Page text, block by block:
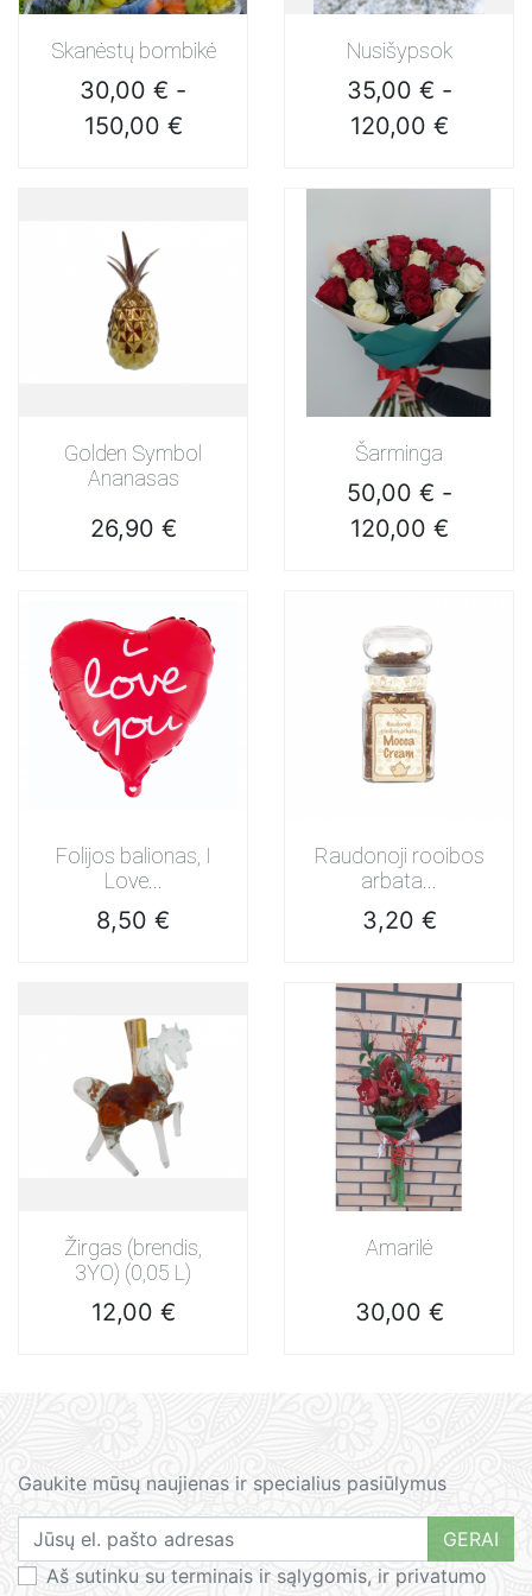
Skanėstų bombikė
Kaina
30,00 € -
150,00 €
Nusišypsok
Kaina
35,00 € -
120,00 €
Golden Symbol
Ananasas
Kaina
26,90 €
Šarminga
Kaina
50,00 € -
120,00 €
Folijos balionas, I
Love...
Kaina
8,50 €
Raudonoji rooibos
arbata...
Kaina
3,20 €
Žirgas (brendis,
3YO) (0,05 L)
Kaina
12,00 €
Amarilė
Kaina
30,00 €
Gaukite mūsų naujienas ir specialius pasiūlymus
GERAI
Aš sutinku su terminais ir sąlygomis, ir privatumo